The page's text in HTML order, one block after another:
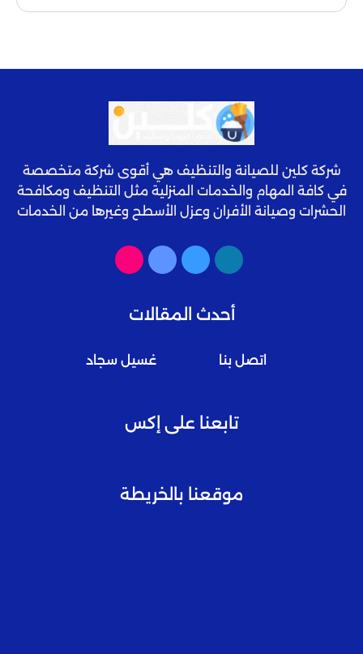
شركة كلين للصيانة والتنظيف هي أقوى شركة متخصصة
في كافة المهام والخدمات المنزلية مثل التنظيف ومكافحة
الحشرات وصيانة الأفران وعزل الأسطح وغيرها من الخدمات
أحدث المقالات
اتصل بنا غسيل سجاد
تابعنا على إكس
موقعنا بالخريطة